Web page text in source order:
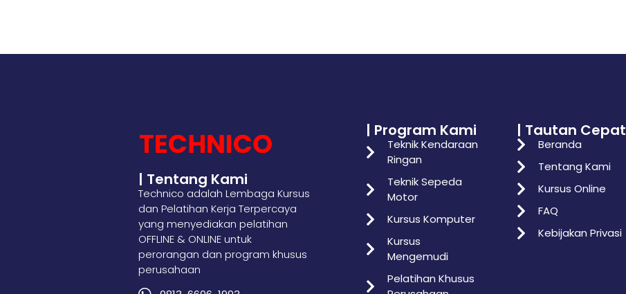
| Tentang Kami
Technico adalah Lembaga Kursus
dan Pelatihan Kerja Terpercaya
yang menyediakan pelatihan
OFFLINE & ONLINE untuk
perorangan dan program khusus
perusahaan
| Program Kami
Teknik Kendaraan
Ringan
Teknik Sepeda
Motor
Kursus Komputer
Kursus
Mengemudi
Pelatihan Khusus
| Tautan Cepat
Beranda
Tentang Kami
Kursus Online
FAQ
Kebijakan Privasi